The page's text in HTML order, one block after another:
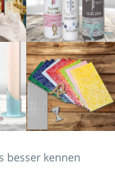
besser kennen